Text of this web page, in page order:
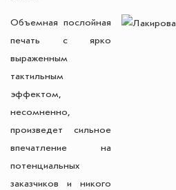
Объемная послойная
печать с ярко
выраженным
тактильным
эффектом,
несомненно,
произведет сильное
впечатление на
потенциальных
заказчиков и никого